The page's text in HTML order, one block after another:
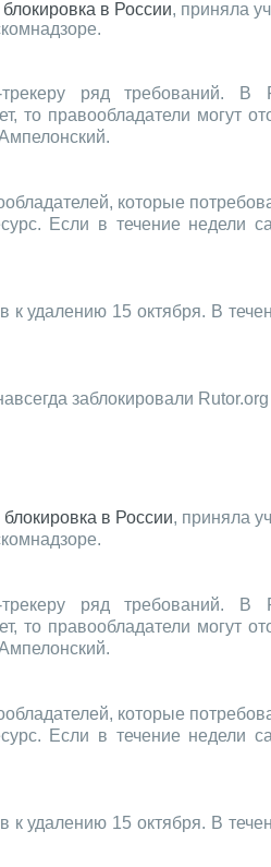
блокировка в России, приняла
ряд требований. В
то правообладатели могут
которые
Если в течение недели
удалению 15 октября. В
заблокировали
блокировка в России, приняла
ряд требований. В
то правообладатели могут
которые
Если в течение недели
удалению 15 октября. В